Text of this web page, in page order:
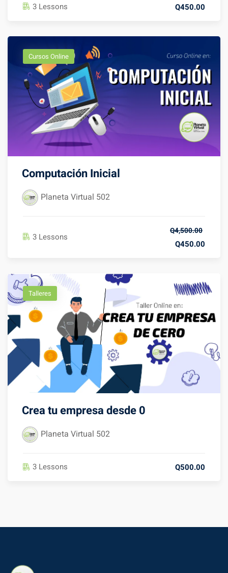
3 Lessons Q450.00
Cursos Online
Computación Inicial
Planeta Virtual 502
3 Lessons
Q4,500.00
Q450.00
Talleres
Crea tu empresa desde 0
Planeta Virtual 502
3 Lessons Q500.00